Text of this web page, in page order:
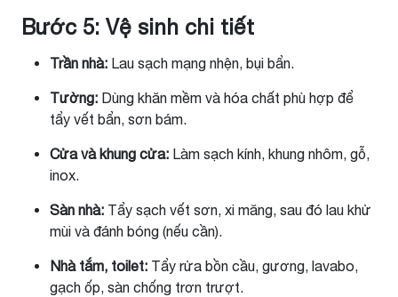
Bước 5: Vệ sinh chi tiết
Trần nhà: Lau sạch mạng nhện, bụi bẩn.
Tường: Dùng khăn mềm và hóa chất phù hợp để
tẩy vết bẩn, sơn bám.
Cửa và khung cửa: Làm sạch kính, khung nhôm, gỗ,
inox.
Sàn nhà: Tẩy sạch vết sơn, xi măng, sau đó lau khử
mùi và đánh bóng (nếu cần).
Nhà tắm, toilet: Tẩy rửa bồn cầu, gương, lavabo,
gạch ốp, sàn chống trơn trượt.